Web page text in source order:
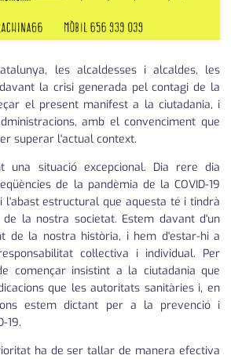
política
promo serveis
reportatge
salut
serveis
societat
successos
urbanisme
editorial
les alcaldesses i alcaldes, les
la crisi generada pel contagi de la
el present manifest a la ciutadania, i
amb el convenciment que
superar l'actual context.
una situació excepcional. Dia rere dia
de la pandèmia de la COVID-19
l'abast estructural que aquesta té i tindrà
la nostra societat. Estem davant d'un
de la nostra història, i hem d'estar-hi a
col·lectiva i individual. Per
començar insistint a la ciutadania que
que les autoritats sanitàries i, en
estem dictant per a la prevenció i
19.
ha de ser tallar de manera efectiva